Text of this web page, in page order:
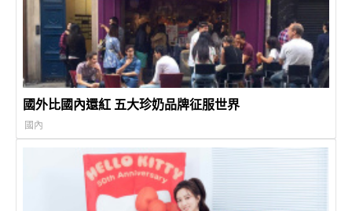
國外比國內還紅 五大珍奶品牌征服世界
國內